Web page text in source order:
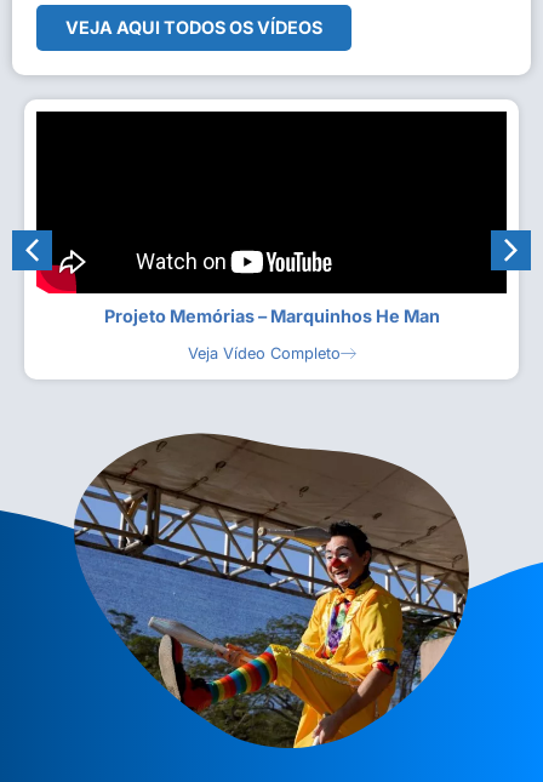
VEJA AQUI TODOS OS VÍDEOS
Projeto Memórias – Marquinhos He Man
Veja Vídeo Completo